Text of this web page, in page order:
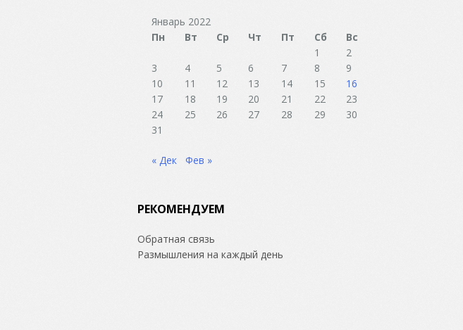
Январь 2022
Пн
Вт Ср Чт Пт Сб
Вс
1
2
3
4 5 6 7 8
9
10
11 12 13 14 15
16
17
18 19 20 21 22
23
24
25 26 27 28 29
30
31
« Дек Фев »
РЕКОМЕНДУЕМ
Обратная связь
Размышления на каждый день